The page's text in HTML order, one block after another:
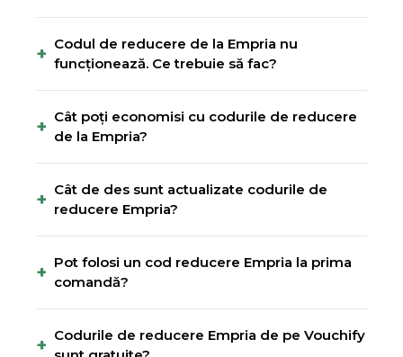
+ Codul de reducere de la Empria nu
funcționează. Ce trebuie să fac?
+ Cât poți economisi cu codurile de reducere
de la Empria?
+ Cât de des sunt actualizate codurile de
reducere Empria?
+ Pot folosi un cod reducere Empria la prima
comandă?
+ Codurile de reducere Empria de pe Vouchify